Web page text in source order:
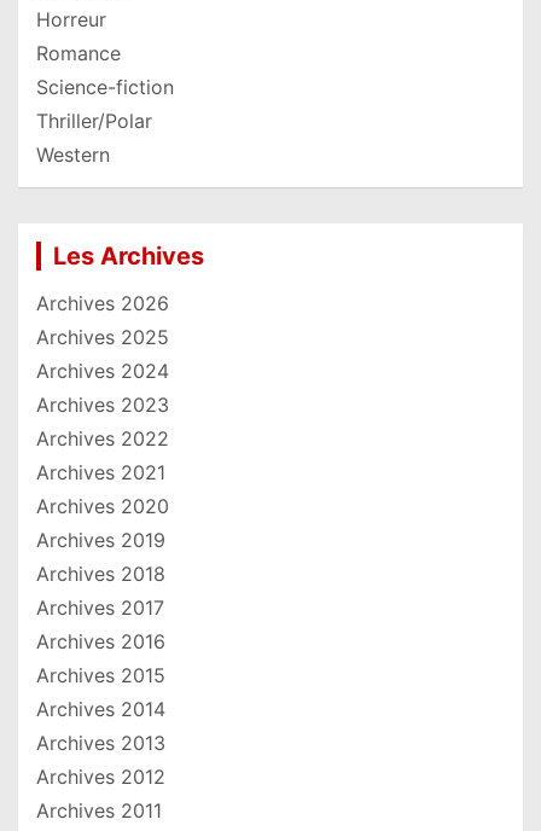
Horreur
Romance
Science-fiction
Thriller/Polar
Western
Les Archives
Archives 2026
Archives 2025
Archives 2024
Archives 2023
Archives 2022
Archives 2021
Archives 2020
Archives 2019
Archives 2018
Archives 2017
Archives 2016
Archives 2015
Archives 2014
Archives 2013
Archives 2012
Archives 2011